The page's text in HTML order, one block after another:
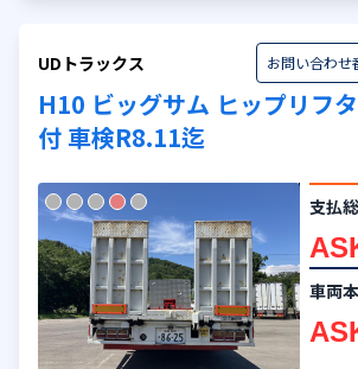
UDトラックス お問い合わせ
H10 ビッグサム ヒップリフ
付 車検R8.11迄
支払
車両